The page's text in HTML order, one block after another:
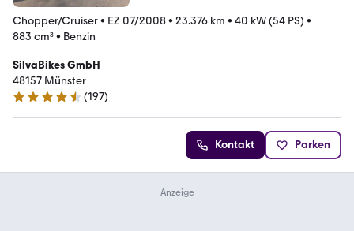
Chopper/Cruiser• EZ 07/2008• 23.376 km • 40 kW (54 PS) •
883 cm³• Benzin
SilvaBikes GmbH
48157 Münster
4.5 Sterne
(197)
Kontakt Parken